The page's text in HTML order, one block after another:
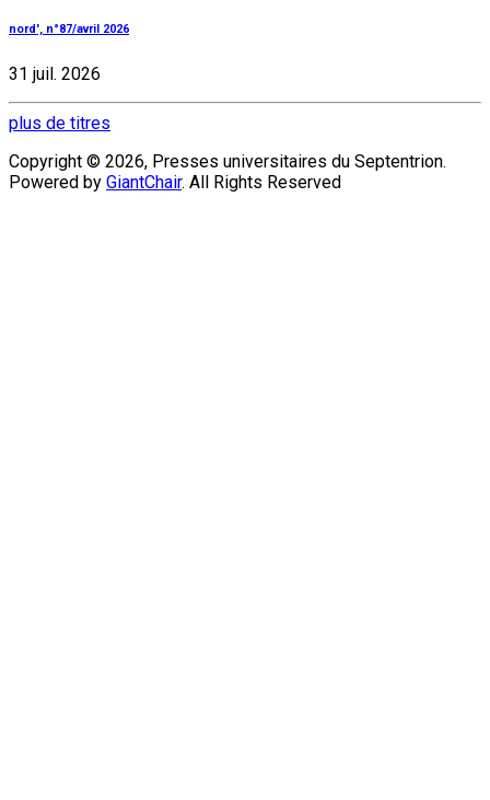
nord', n°87/avril 2026
31 juil. 2026
plus de titres
Copyright © 2026, Presses universitaires du Septentrion.
Powered by GiantChair. All Rights Reserved